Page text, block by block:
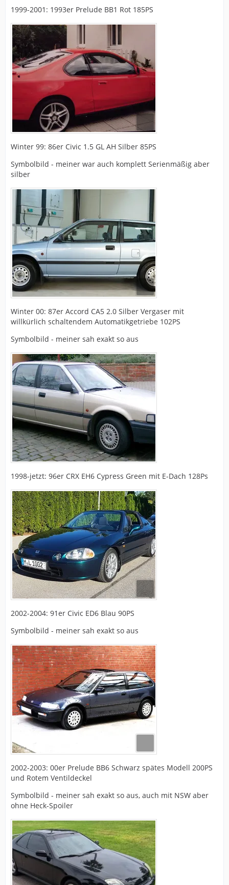
1999-2001: 1993er Prelude BB1 Rot 185PS
Winter 99: 86er Civic 1.5 GL AH Silber 85PS
Symbolbild - meiner war auch komplett Serienmäßig aber
silber
Winter 00: 87er Accord CA5 2.0 Silber Vergaser mit
willkürlich schaltendem Automatikgetriebe 102PS
Symbolbild - meiner sah exakt so aus
1998-jetzt: 96er CRX EH6 Cypress Green mit E-Dach 128Ps
2002-2004: 91er Civic ED6 Blau 90PS
Symbolbild - meiner sah exakt so aus
2002-2003: 00er Prelude BB6 Schwarz spätes Modell 200PS
und Rotem Ventildeckel
Symbolbild - meiner sah exakt so aus, auch mit NSW aber
ohne Heck-Spoiler